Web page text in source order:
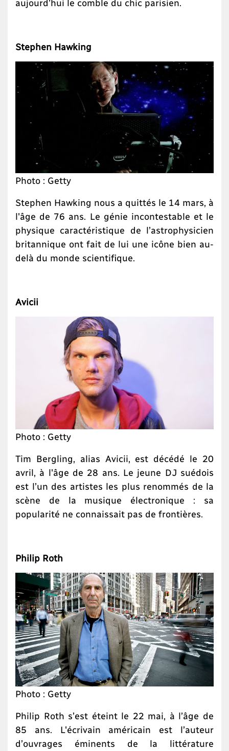
aujourd’hui le comble du chic parisien.
Stephen Hawking
Photo : Getty
Stephen Hawking nous a quittés le 14 mars, à
l'âge de 76 ans. Le génie incontestable et le
physique caractéristique de l’astrophysicien
britannique ont fait de lui une icône bien au-
delà du monde scientifique.
Avicii
Photo : Getty
Tim Bergling, alias Avicii, est décédé le 20
avril, à l'âge de 28 ans. Le jeune DJ suédois
est l’un des artistes les plus renommés de la
scène de la musique électronique : sa
popularité ne connaissait pas de frontières.
Philip Roth
Photo : Getty
Philip Roth s’est éteint le 22 mai, à l’âge de
85 ans. L'écrivain américain est l’auteur
d’ouvrages éminents de la littérature